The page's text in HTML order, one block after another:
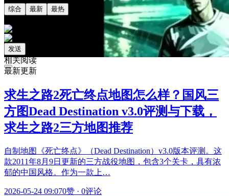
综合 最新 最热
发送
相关阅读
最新更新
求生之路2死亡终点地图怎么样？国风三
方图Dead Destination v3.0评测与下载，
求生之路2三方地图推荐
自制地图《死亡终点》（Dead Destination）v3.0版本评测。这
款2011年8月9日更新的三方战役地图，包含3个关卡，具有浓
郁的中国风格。作为一款上…
2026-05-24 09:070赞 · 0评论